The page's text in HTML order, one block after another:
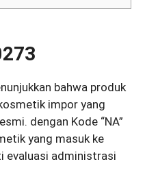
bahwa produk
impor yang
dengan Kode “NA”
yang masuk ke
evaluasi administrasi